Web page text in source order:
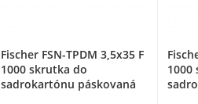
Fischer FSN-TPDM 3,5x35 F
1000 skrutka do
sadrokartónu páskovaná
1000